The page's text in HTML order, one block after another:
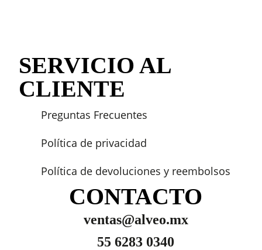
SERVICIO AL
CLIENTE
Preguntas Frecuentes
Política de privacidad
Política de devoluciones y reembolsos
CONTACTO
ventas@alveo.mx
55 6283 0340